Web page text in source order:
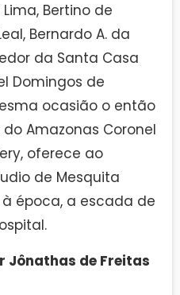
Bertino de
Bernardo A. da
da Santa Casa
Domingos de
ocasião o então
Amazonas Coronel
oferece ao
de Mesquita
época, a escada de
Jônathas de Freitas